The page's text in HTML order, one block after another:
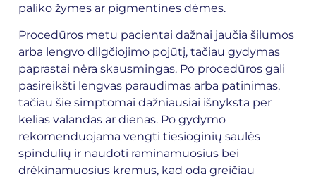
paliko žymes ar pigmentines dėmes.
Procedūros metu pacientai dažnai jaučia šilumos
arba lengvo dilgčiojimo pojūtį, tačiau gydymas
paprastai nėra skausmingas. Po procedūros gali
pasireikšti lengvas paraudimas arba patinimas,
tačiau šie simptomai dažniausiai išnyksta per
kelias valandas ar dienas. Po gydymo
rekomenduojama vengti tiesioginių saulės
spindulių ir naudoti raminamuosius bei
drėkinamuosius kremus, kad oda greičiau